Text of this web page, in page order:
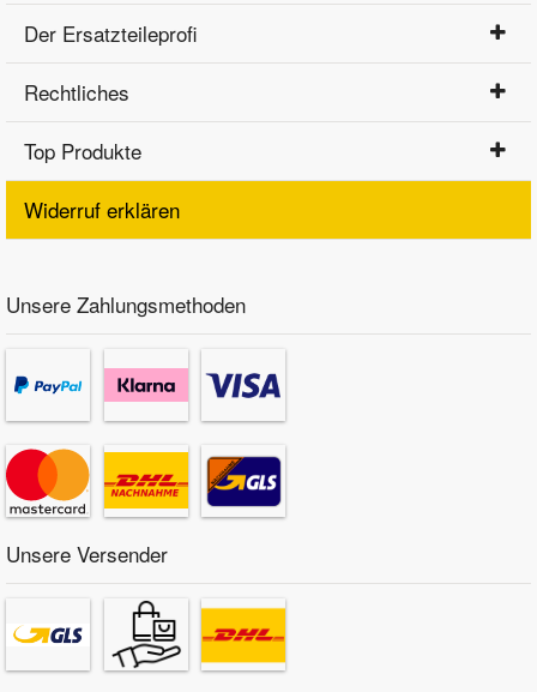
Der Ersatzteileprofi
Rechtliches
Top Produkte
Widerruf erklären
Unsere Zahlungsmethoden
Unsere Versender